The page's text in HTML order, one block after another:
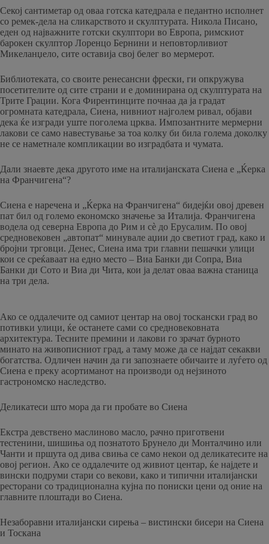
Секој сантиметар од оваа готска катедрала е педантно исполнет
со ремек-дела на сликарството и скулптурата. Никола Писано,
еден од најважните готски скулптори во Европа, римскиот
барокен скулптор Лоренцо Бернини и неповторливиот
Микеланџело, сите оставија свој белег во мермерот.
Библиотеката, со своите ренесансни фрески, ги опкружува
посетителите од сите страни и е доминирана од скулптурата на
Трите Грации. Кога Фирентинците почнаа да ја градат
огромната катедрала, Сиена, нивниот најголем ривал, објави
дека ќе изгради уште поголема црква. Импозантните мермерни
лакови се само навестување за тоа колку би била голема доколку
не се наметнале компликации во изградбата и чумата.
Дали знаевте дека другото име на италијанската Сиена е „Ќерка
на Франчигена“?
Сиена е наречена и „Ќерка на Франчигена“ бидејќи овој древен
пат бил од големо економско значење за Италија. Франчигена
водела од северна Европа до Рим и сè до Ерусалим. По овој
средновековен „автопат“ минувале аџии до светиот град, како и
бројни трговци. Денес, Сиена има три главни пешачки улици
кои се среќаваат на едно место – Виа Банки ди Сопра, Виа
Банки ди Сото и Виа ди Чита, кои ја делат оваа важна станица
на три дела.
Ако се оддалечите од самиот центар на овој тоскански град во
потивки улици, ќе останете сами со средновековната
архитектура. Тесните премини и лакови го зрачат бурното
минато на живописниот град, а таму може да се најдат секакви
богатства. Одличен начин да ги запознаете обичаите и луѓето од
Сиена е преку асортиманот на производи од нејзиното
гастрономско наследство.
Деликатеси што мора да ги пробате во Сиена
Екстра девствено маслиново масло, рачно приготвени
тестенини, шишиња од познатото Брунело ди Монталчино или
Чанти и пршута од дива свиња се само некои од деликатесите на
овој регион. Ако се оддалечите од живиот центар, ќе најдете и
вински подруми стари со векови, како и типични италијански
ресторани со традиционална кујна по пониски цени од оние на
главните плоштади во Сиена.
Незаборавни италијански сирења – вистински бисери на Сиена
и Тоскана